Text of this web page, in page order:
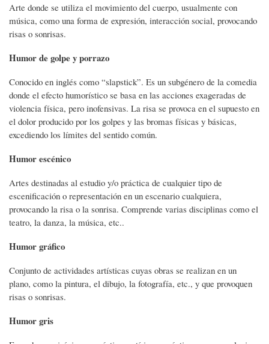
Arte donde se utiliza el movimiento del cuerpo, usualmente con
música, como una forma de expresión, interacción social, provocando
risas o sonrisas.
Humor de golpe y porrazo
Conocido en inglés como “slapstick”. Es un subgénero de la comedia
donde el efecto humorístico se basa en las acciones exageradas de
violencia física, pero inofensivas. La risa se provoca en el supuesto en
el dolor producido por los golpes y las bromas físicas y básicas,
excediendo los límites del sentido común.
Humor escénico
Artes destinadas al estudio y/o práctica de cualquier tipo de
escenificación o representación en un escenario cualquiera,
provocando la risa o la sonrisa. Comprende varias disciplinas como el
teatro, la danza, la música, etc..
Humor gráfico
Conjunto de actividades artísticas cuyas obras se realizan en un
plano, como la pintura, el dibujo, la fotografía, etc., y que provoquen
risas o sonrisas.
Humor gris